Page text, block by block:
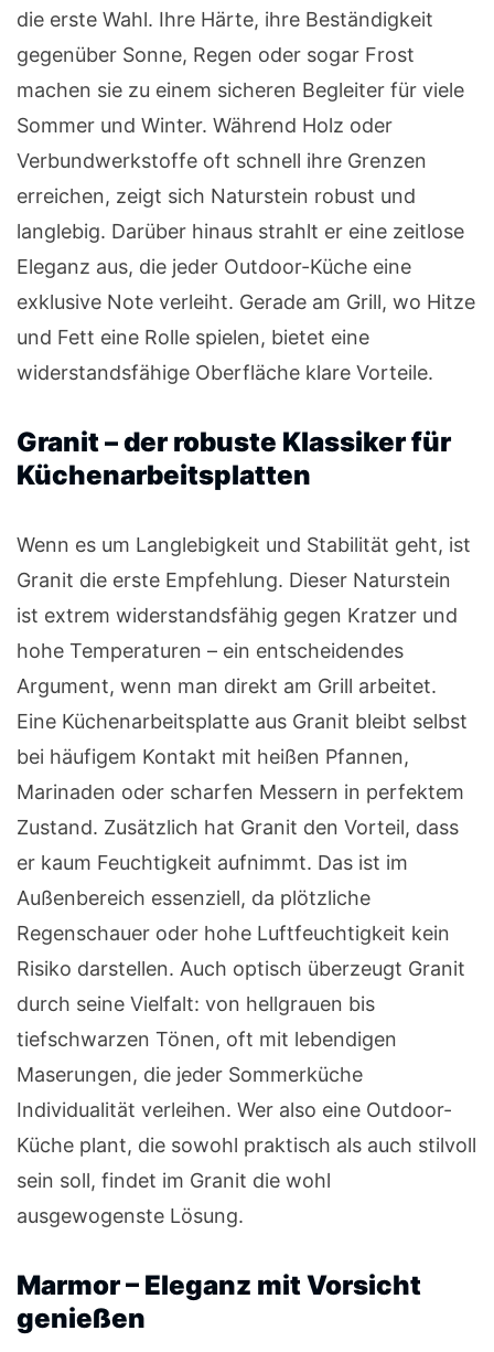
die erste Wahl. Ihre Härte, ihre Beständigkeit
gegenüber Sonne, Regen oder sogar Frost
machen sie zu einem sicheren Begleiter für viele
Sommer und Winter. Während Holz oder
Verbundwerkstoffe oft schnell ihre Grenzen
erreichen, zeigt sich Naturstein robust und
langlebig. Darüber hinaus strahlt er eine zeitlose
Eleganz aus, die jeder Outdoor-Küche eine
exklusive Note verleiht. Gerade am Grill, wo Hitze
und Fett eine Rolle spielen, bietet eine
widerstandsfähige Oberfläche klare Vorteile.
Granit – der robuste Klassiker für
Küchenarbeitsplatten
Wenn es um Langlebigkeit und Stabilität geht, ist
Granit die erste Empfehlung. Dieser Naturstein
ist extrem widerstandsfähig gegen Kratzer und
hohe Temperaturen – ein entscheidendes
Argument, wenn man direkt am Grill arbeitet.
Eine Küchenarbeitsplatte aus Granit bleibt selbst
bei häufigem Kontakt mit heißen Pfannen,
Marinaden oder scharfen Messern in perfektem
Zustand. Zusätzlich hat Granit den Vorteil, dass
er kaum Feuchtigkeit aufnimmt. Das ist im
Außenbereich essenziell, da plötzliche
Regenschauer oder hohe Luftfeuchtigkeit kein
Risiko darstellen. Auch optisch überzeugt Granit
durch seine Vielfalt: von hellgrauen bis
tiefschwarzen Tönen, oft mit lebendigen
Maserungen, die jeder Sommerküche
Individualität verleihen. Wer also eine Outdoor-
Küche plant, die sowohl praktisch als auch stilvoll
sein soll, findet im Granit die wohl
ausgewogenste Lösung.
Marmor – Eleganz mit Vorsicht
genießen